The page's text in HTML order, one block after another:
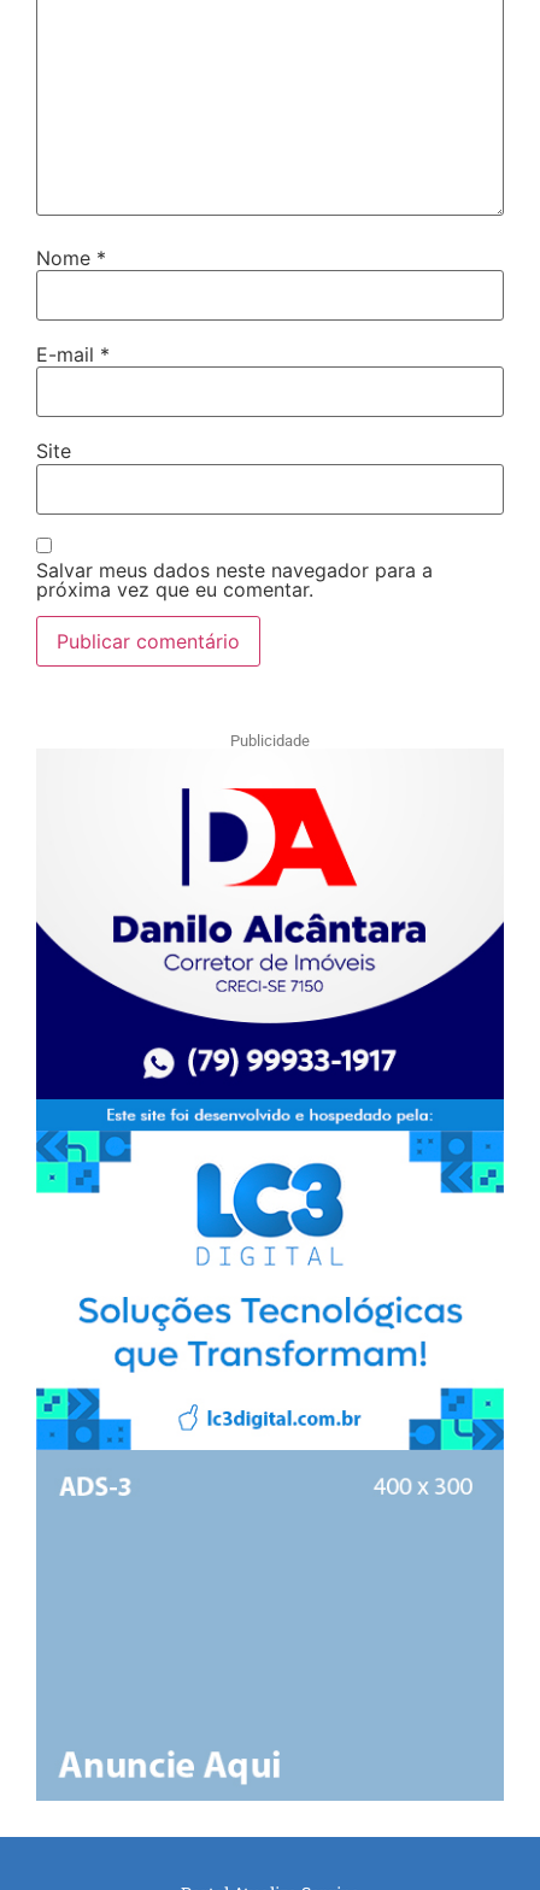
Nome *
E-mail *
Site
Salvar meus dados neste navegador para a
próxima vez que eu comentar.
Publicidade